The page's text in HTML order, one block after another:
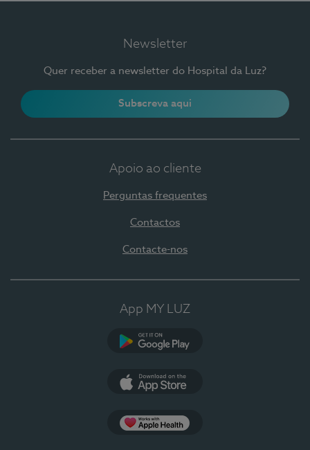
Newsletter
Quer receber a newsletter do Hospital da Luz?
Subscreva aqui
Apoio ao cliente
Perguntas frequentes
Contactos
Contacte-nos
App MY LUZ